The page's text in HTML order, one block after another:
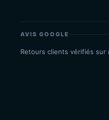
AVIS GOOGLE
Retours clients vérifiés